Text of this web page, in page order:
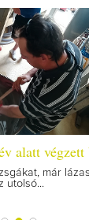
alatt végzett
már
utolsó...